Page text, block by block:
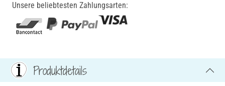
Unsere beliebtesten Zahlungsarten:
Produktdetails